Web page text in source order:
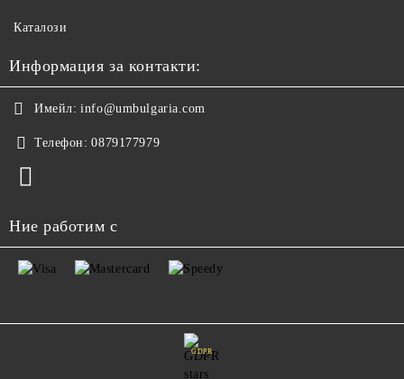
Каталози
Информация за контакти:
Имейл: info@umbulgaria.com
Телефон: 0879177979
Ние работим с
GDPR